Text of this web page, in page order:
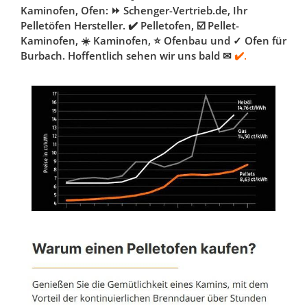
Kaminofen, Ofen: ⏩ Schenger-Vertrieb.de, Ihr
Pelletöfen Hersteller. ✔️ Pelletofen, ☑️ Pellet-
Kaminofen, ☀️ Kaminofen, ⭐ Ofenbau und ✓ Ofen für
Burbach. Hoffentlich sehen wir uns bald ✉ ✔️.